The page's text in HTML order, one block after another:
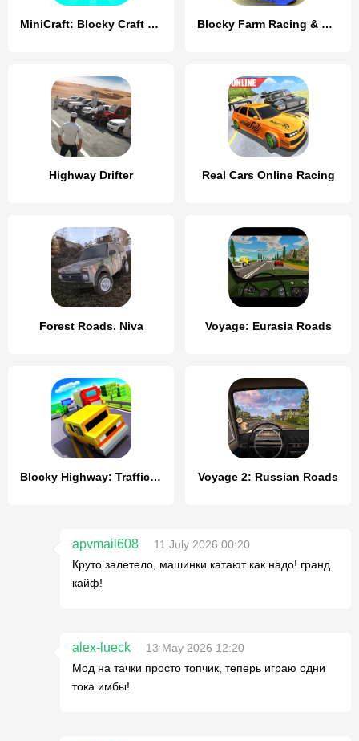
MiniCraft: Blocky Craft 2024 Blocky Farm Racing & Simulator
Highway Drifter Real Cars Online Racing
Forest Roads. Niva Voyage: Eurasia Roads
Blocky Highway: Traffic Racing Voyage 2: Russian Roads
apvmail608
11 July 2026 00:20
Круто залетело, машинки катают как надо! гранд
кайф!
alex-lueck
13 May 2026 12:20
Мод на тачки просто топчик, теперь играю одни
тока имбы!